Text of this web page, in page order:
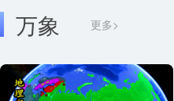
更多>
万象